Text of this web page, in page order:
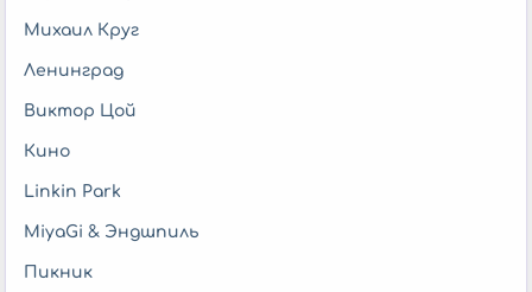
Михаил Круг
Ленинград
Виктор Цой
Кино
Linkin Park
MiyaGi & Эндшпиль
Пикник